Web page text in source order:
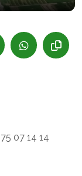
75 07 14 14